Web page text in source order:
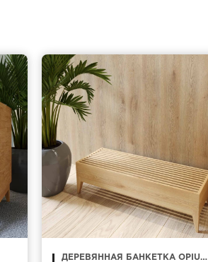
ДЕРЕВЯННАЯ БАНКЕТКА OPIUM-